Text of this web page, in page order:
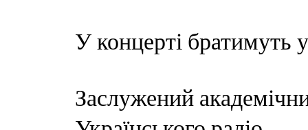
У концерті братимуть
Заслужений